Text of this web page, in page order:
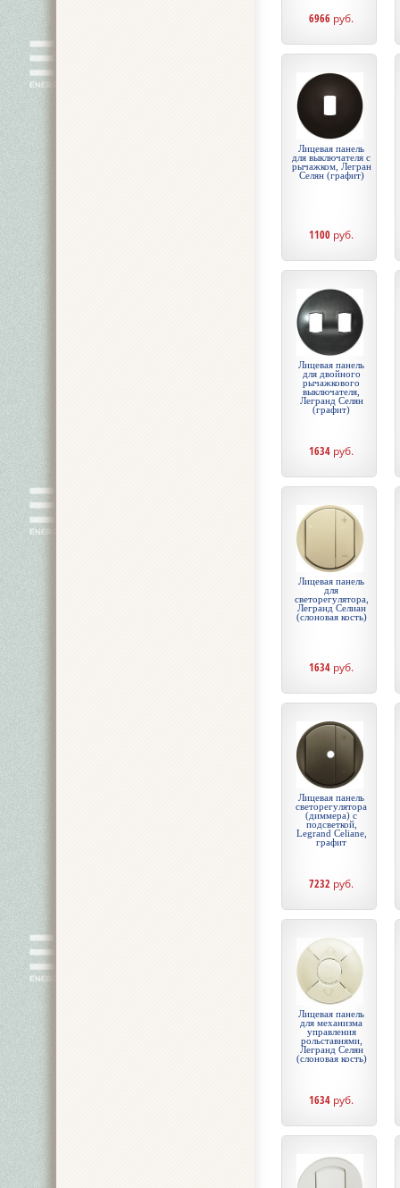
6966 руб.
Лицевая панель
для выключателя с
рычажком, Легран
Селян (графит)
1100 руб.
Лицевая панель
для двойного
рычажкового
выключателя,
Легранд Селян
(графит)
1634 руб.
Лицевая панель
для
светорегулятора,
Легранд Селиан
(слоновая кость)
1634 руб.
Лицевая панель
светорегулятора
(диммера) с
подсветкой,
Legrand Celiane,
графит
7232 руб.
Лицевая панель
для механизма
управления
рольставнями,
Легранд Селян
(слоновая кость)
1634 руб.